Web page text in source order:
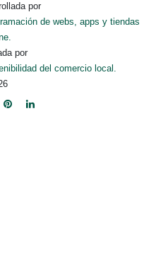
por
de webs, apps y tiendas
por
del comercio local.